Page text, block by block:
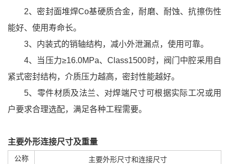
2、密封面堆焊Co基硬质合金，耐磨、耐蚀、抗擦伤性
能好、使用寿命长。
3、内装式的销轴结构，减小外泄漏点，使用可靠。
4、当压力≥16.0MPa、Class1500时，阀门中腔采用自
紧式密封结构，介质压力越高，密封性能越好。
5、零件材质及法兰、对焊端尺寸可根据实际工况或用
户要求合理选配，满足各种工程需要。
主要外形连接尺寸及重量
公称
主要外形尺寸和连接尺寸